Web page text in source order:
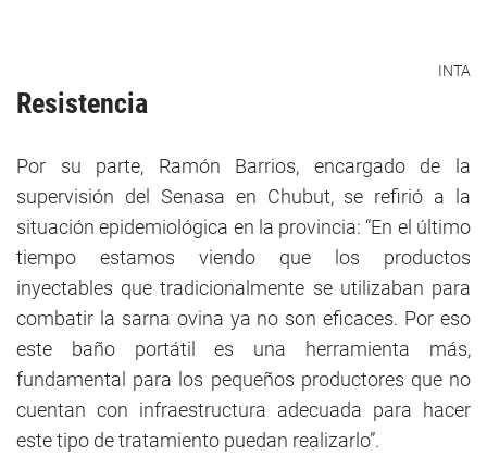
INTA
Resistencia
Por su parte, Ramón Barrios, encargado de la
supervisión del Senasa en Chubut, se refirió a la
situación epidemiológica en la provincia: “En el último
tiempo estamos viendo que los productos
inyectables que tradicionalmente se utilizaban para
combatir la sarna ovina ya no son eficaces. Por eso
este baño portátil es una herramienta más,
fundamental para los pequeños productores que no
cuentan con infraestructura adecuada para hacer
este tipo de tratamiento puedan realizarlo”.